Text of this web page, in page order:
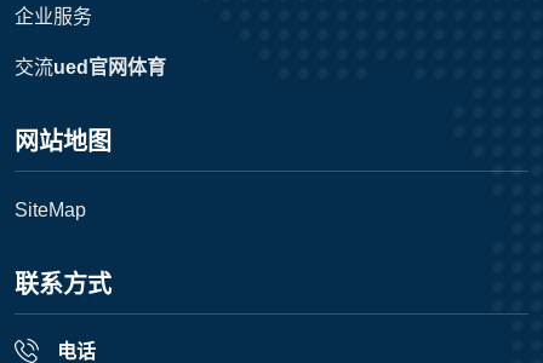
企业服务
交流ued官网体育
网站地图
SiteMap
联系方式
电话